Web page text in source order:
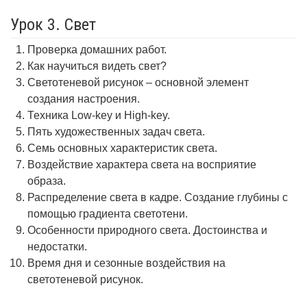
Урок 3. Свет
Проверка домашних работ.
Как научиться видеть свет?
Светотеневой рисунок – основной элемент
создания настроения.
Техника Low-key и High-key.
Пять художественных задач света.
Семь основных характеристик света.
Воздействие характера света на восприятие
образа.
Распределение света в кадре. Создание глубины с
помощью градиента светотени.
Особенности природного света. Достоинства и
недостатки.
Время дня и сезонные воздействия на
светотеневой рисунок.